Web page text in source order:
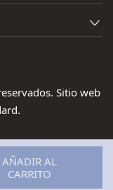
AÑADIR AL
CARRITO
Sitio web
.